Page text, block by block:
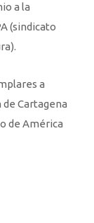
a la
(sindicato
a
Cartagena
de América